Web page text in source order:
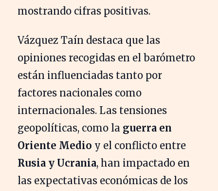
mostrando cifras positivas.
Vázquez Taín destaca que las
opiniones recogidas en el barómetro
están influenciadas tanto por
factores nacionales como
internacionales. Las tensiones
geopolíticas, como la guerra en
Oriente Medio y el conflicto entre
Rusia y Ucrania, han impactado en
las expectativas económicas de los